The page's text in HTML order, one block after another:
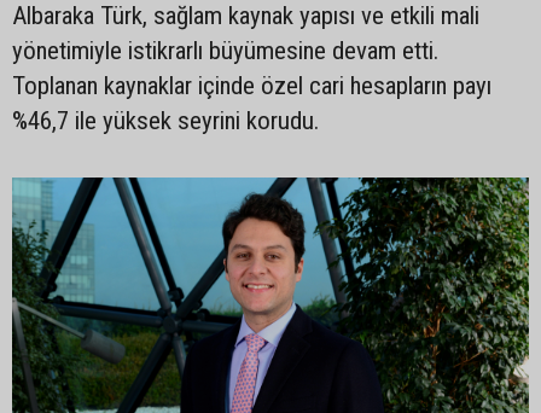
Albaraka Türk, sağlam kaynak yapısı ve etkili mali
yönetimiyle istikrarlı büyümesine devam etti.
Toplanan kaynaklar içinde özel cari hesapların payı
%46,7 ile yüksek seyrini korudu.